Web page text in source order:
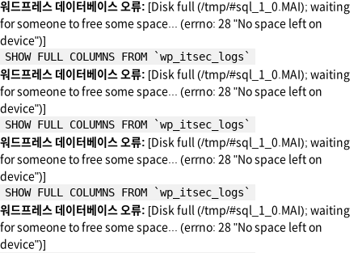
워드프레스 데이터베이스 오류: [Disk full (/tmp/#sql_1_0.MAI); waiting
for someone to free some space... (errno: 28 "No space left on
device")]
SHOW FULL COLUMNS FROM `wp_itsec_logs`
워드프레스 데이터베이스 오류: [Disk full (/tmp/#sql_1_0.MAI); waiting
for someone to free some space... (errno: 28 "No space left on
device")]
SHOW FULL COLUMNS FROM `wp_itsec_logs`
워드프레스 데이터베이스 오류: [Disk full (/tmp/#sql_1_0.MAI); waiting
for someone to free some space... (errno: 28 "No space left on
device")]
SHOW FULL COLUMNS FROM `wp_itsec_logs`
워드프레스 데이터베이스 오류: [Disk full (/tmp/#sql_1_0.MAI); waiting
for someone to free some space... (errno: 28 "No space left on
device")]